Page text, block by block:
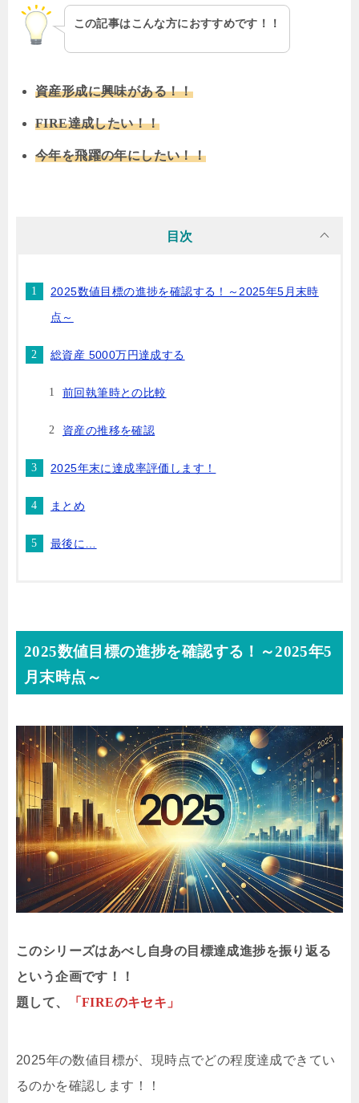
この記事はこんな方におすすめです！！
資産形成に興味がある！！
FIRE達成したい！！
今年を飛躍の年にしたい！！
目次
2025数値目標の進捗を確認する！～2025年5月末時
点～
総資産 5000万円達成する
前回執筆時との比較
資産の推移を確認
2025年末に達成率評価します！
まとめ
最後に…
2025数値目標の進捗を確認する！～2025年5
月末時点～
このシリーズはあべし自身の目標達成進捗を振り返る
という企画です！！
題して、
「FIREのキセキ」
2025年の数値目標が、現時点でどの程度達成できてい
るのかを確認します！！